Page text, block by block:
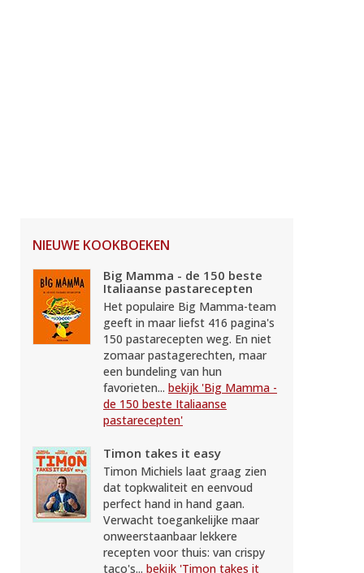
NIEUWE KOOKBOEKEN
Big Mamma - de 150 beste
Italiaanse pastarecepten
Het populaire Big Mamma-team
geeft in maar liefst 416 pagina's
150 pastarecepten weg. En niet
zomaar pastagerechten, maar
een bundeling van hun
favorieten... bekijk 'Big Mamma -
de 150 beste Italiaanse
pastarecepten'
Timon takes it easy
Timon Michiels laat graag zien
dat topkwaliteit en eenvoud
perfect hand in hand gaan.
Verwacht toegankelijke maar
onweerstaanbaar lekkere
recepten voor thuis: van crispy
taco's... bekijk 'Timon takes it